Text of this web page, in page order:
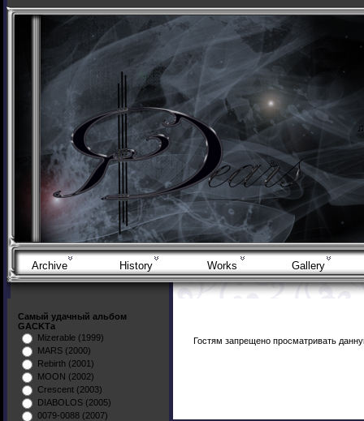
♫
Archive History Works Gallery
Самый удачный альбом
GACKTа
Mizerable (1999)
MARS (2000)
Rebirth (2001)
MOON (2002)
Crescent (2003)
DIABOLOS (2005)
0079-0088 (2007)
Гостям запрещено просматривать